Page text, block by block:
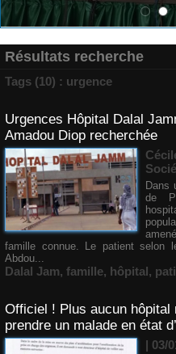
Résultats recherche
Tags (10) : urgence
Urgences Hôpital Dalal
Amadou Diop recherchée
Dans
de
famille connue. Le patient selon
Abdou...
Dalal Jam, famille, hôpital,
Officiel ! Plus aucun hôpital
prendre un malade en état
| 03/